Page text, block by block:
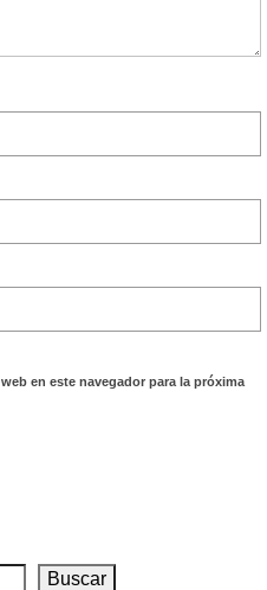
en este navegador para la próxima
Buscar